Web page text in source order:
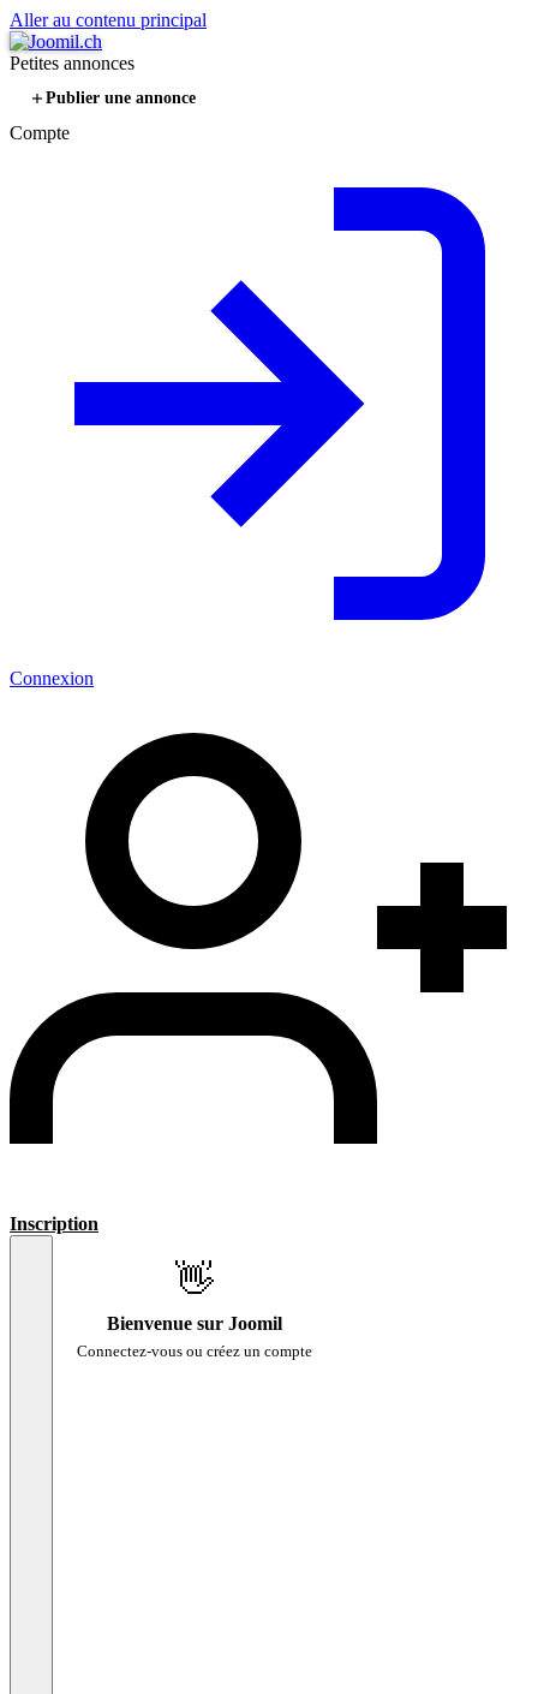
Aller au contenu principal
Petites annonces
Publier une annonce
Compte
Connexion
Inscription
👋
Bienvenue sur Joomil
Connectez-vous ou créez un compte